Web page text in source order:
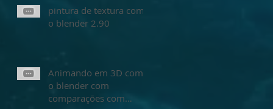
pintura de textura com
o blender 2.90
Animando em 3D com
o blender com
comparações com